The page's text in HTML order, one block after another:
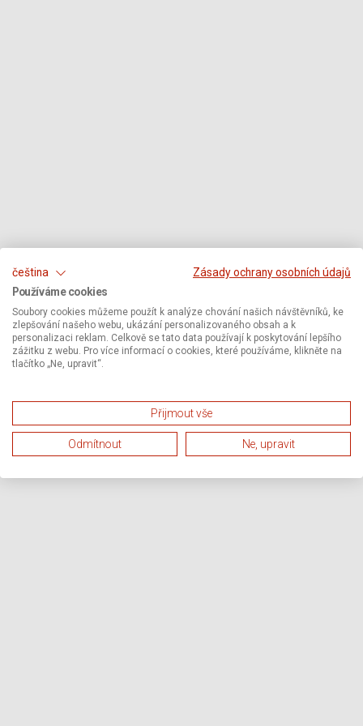
čeština
Zásady ochrany osobních údajů
Používáme cookies
Soubory cookies můžeme použít k analýze chování našich návštěvníků, ke
zlepšování našeho webu, ukázání personalizovaného obsah a k
personalizaci reklam. Celkově se tato data používají k poskytování lepšího
zážitku z webu. Pro více informací o cookies, které používáme, klikněte na
tlačítko „Ne, upravit“.
Přijmout vše
Odmítnout Ne, upravit